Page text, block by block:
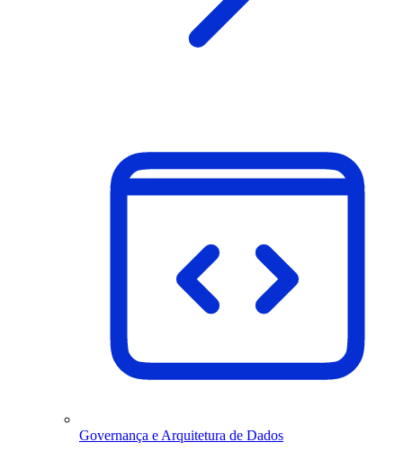
Governança e Arquitetura de Dados